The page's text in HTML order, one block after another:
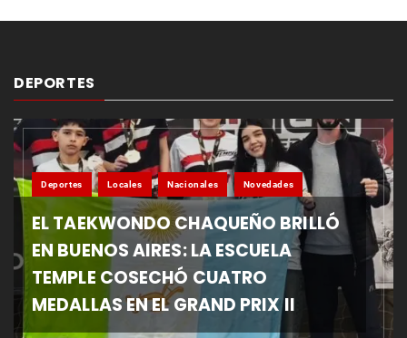
DEPORTES
Deportes Locales Nacionales Novedades
EL TAEKWONDO CHAQUEÑO BRILLÓ
EN BUENOS AIRES: LA ESCUELA
TEMPLE COSECHÓ CUATRO
MEDALLAS EN EL GRAND PRIX II